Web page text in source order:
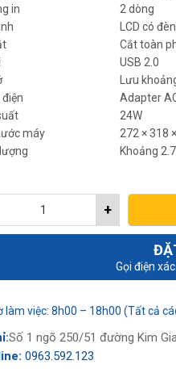
in
2 dòng
LCD có
Cắt toàn
USB 2.0
Lưu
điện
Adapter
24W
máy
272 × 318
Khoảng
+
Gọi điện
làm việc: 8h00 – 18h00 (Tất cả
Số 1 ngõ 250/51 đường Kim
0963.592.123